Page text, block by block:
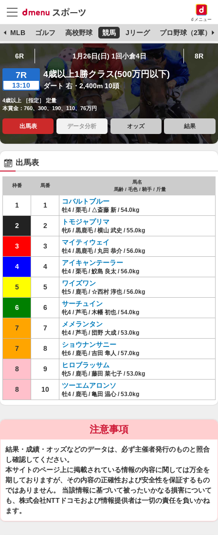
dメニュー
MLB ゴルフ 高校野球 競馬 Jリーグ プロ野球（2軍）
6R 1月26日(日) 1回小倉4日 8R
7R
13:10
4歳以上1勝クラス(500万円以下)
ダート 右・2,400m 10頭
4歳以上 ［指定］ 定量
本賞金：760、300、190、110、76万円
出馬表 データ分析 オッズ 結果
出馬表
枠番 馬番
馬名
馬齢 / 毛色 / 騎手 / 斤量
1 1 コバルトブルー
牡4 / 栗毛 / △斎藤 新 / 54.0kg
2 2 トモジャプリマ
牝6 / 黒鹿毛 / 横山 武史 / 55.0kg
3 3 マイティウェイ
牡4 / 黒鹿毛 / 丸田 恭介 / 56.0kg
4 4 アイキャンテーラー
牡4 / 栗毛 / 鮫島 良太 / 56.0kg
5 5 ワイズワン
牡5 / 鹿毛 / ☆西村 淳也 / 56.0kg
6 6 サーチュイン
牝4 / 芦毛 / 木幡 初也 / 54.0kg
7 7 メメランタン
牡4 / 芦毛 / 団野 大成 / 53.0kg
7 8 ショウナンサニー
牡6 / 鹿毛 / 吉田 隼人 / 57.0kg
8 9 ヒロブラッサム
牝5 / 鹿毛 / 藤田 菜七子 / 53.0kg
8 10 ツーエムアロンソ
牡4 / 鹿毛 / 亀田 温心 / 53.0kg
注意事項
結果・成績・オッズなどのデータは、必ず主催者発行のものと照合
し確認してください。
本サイトのページ上に掲載されている情報の内容に関しては万全を
期しておりますが、その内容の正確性および安全性を保証するもの
ではありません。 当該情報に基づいて被ったいかなる損害について
も、株式会社NTTドコモおよび情報提供者は一切の責任を負いかね
ます。